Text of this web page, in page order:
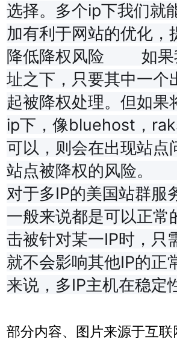
选择。多个ip下我们就
加有利于网站的优化
降低降权风险 如果
址之下，只要其中一个
起被降权处理。但如果
ip下，像bluehost，
可以，则会在出现站点
站点被降权的风险
对于多IP的美国站群服
一般来说都是可以正常
击被针对某一IP时，只
就不会影响其他IP的正
来说，多IP主机在稳定
部分内容、图片来源于互